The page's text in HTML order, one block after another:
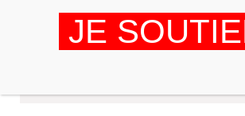
Michel Guilbert
JE